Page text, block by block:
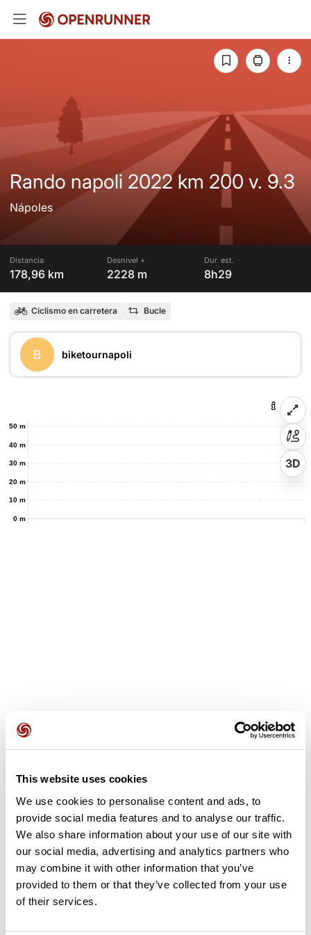
This website uses cookies
We use cookies to personalise content and ads, to
provide social media features and to analyse our traffic.
We also share information about your use of our site with
our social media, advertising and analytics partners who
may combine it with other information that you’ve
provided to them or that they’ve collected from your use
of their services.
Rando napoli 2022 km 200 v. 9.3
Nápoles
Distancia
178,96 km
Desnivel +
2228 m
Dur. est.
8h29
Ciclismo en carretera Bucle
B biketournapoli
0 m
10 m
20 m
30 m
40 m
50 m
3D
completado? ¡Deja la primera opinión!
Añadir una opinión
Resumen